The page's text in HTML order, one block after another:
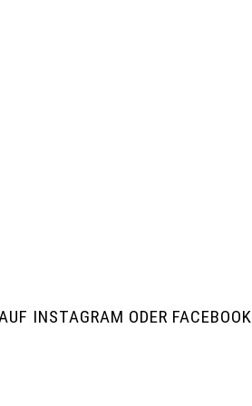
INSTAGRAM ODER FACEBOOK